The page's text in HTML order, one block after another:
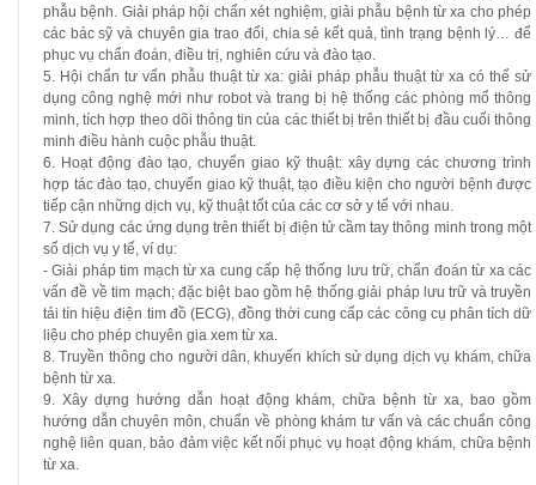
phẫu bệnh. Giải pháp hội chẩn xét nghiệm, giải phẫu bệnh từ xa cho phép
các bác sỹ và chuyên gia trao đổi, chia sẻ kết quả, tình trạng bệnh lý… để
phục vụ chẩn đoán, điều trị, nghiên cứu và đào tạo.
5. Hội chẩn tư vấn phẫu thuật từ xa: giải pháp phẫu thuật từ xa có thể sử
dụng công nghệ mới như robot và trang bị hệ thống các phòng mổ thông
minh, tích hợp theo dõi thông tin của các thiết bị trên thiết bị đầu cuối thông
minh điều hành cuộc phẫu thuật.
6. Hoạt động đào tạo, chuyển giao kỹ thuật: xây dựng các chương trình
hợp tác đào tạo, chuyển giao kỹ thuật, tạo điều kiện cho người bệnh được
tiếp cận những dịch vụ, kỹ thuật tốt của các cơ sở y tế với nhau.
7. Sử dụng các ứng dụng trên thiết bị điện tử cầm tay thông minh trong một
số dịch vụ y tế, ví dụ:
- Giải pháp tim mạch từ xa cung cấp hệ thống lưu trữ, chẩn đoán từ xa các
vấn đề về tim mạch; đặc biệt bao gồm hệ thống giải pháp lưu trữ và truyền
tải tín hiệu điện tim đồ (ECG), đồng thời cung cấp các công cụ phân tích dữ
liệu cho phép chuyên gia xem từ xa.
8. Truyền thông cho người dân, khuyến khích sử dụng dịch vụ khám, chữa
bệnh từ xa.
9. Xây dựng hướng dẫn hoạt động khám, chữa bệnh từ xa, bao gồm
hướng dẫn chuyên môn, chuẩn về phòng khám tư vấn và các chuẩn công
nghệ liên quan, bảo đảm việc kết nối phục vụ hoạt động khám, chữa bệnh
từ xa.